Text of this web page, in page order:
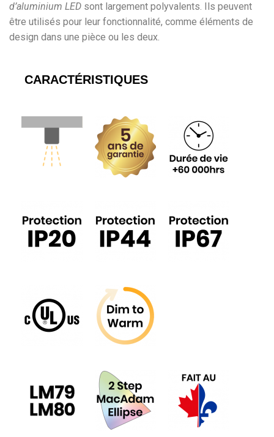
d’aluminium LED sont largement polyvalents. Ils peuvent
être utilisés pour leur fonctionnalité, comme éléments de
design dans une pièce ou les deux.
CARACTÉRISTIQUES